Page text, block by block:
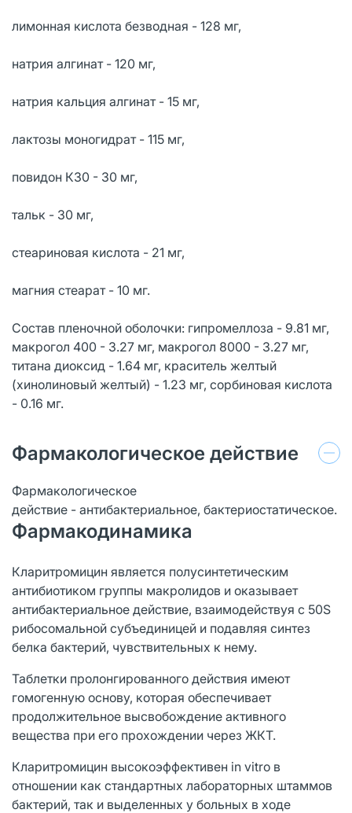
лимонная кислота безводная - 128 мг,
натрия алгинат - 120 мг,
натрия кальция алгинат - 15 мг,
лактозы моногидрат - 115 мг,
повидон К30 - 30 мг,
тальк - 30 мг,
стеариновая кислота - 21 мг,
магния стеарат - 10 мг.
Состав пленочной оболочки: гипромеллоза - 9.81 мг,
макрогол 400 - 3.27 мг, макрогол 8000 - 3.27 мг,
титана диоксид - 1.64 мг, краситель желтый
(хинолиновый желтый) - 1.23 мг, сорбиновая кислота
- 0.16 мг.
Фармакологическое действие
Фармакологическое
действие - антибактериальное, бактериостатическое.
Фармакодинамика
Кларитромицин является полусинтетическим
антибиотиком группы макролидов и оказывает
антибактериальное действие, взаимодействуя с 50S
рибосомальной субъединицей и подавляя синтез
белка бактерий, чувствительных к нему.
Таблетки пролонгированного действия имеют
гомогенную основу, которая обеспечивает
продолжительное высвобождение активного
вещества при его прохождении через ЖКТ.
Кларитромицин высокоэффективен in vitro в
отношении как стандартных лабораторных штаммов
бактерий, так и выделенных у больных в ходе